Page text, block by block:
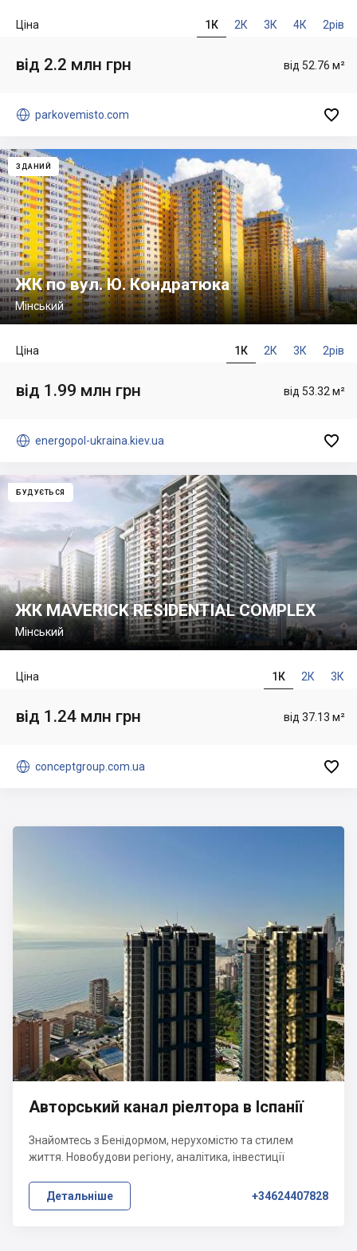
1К 2К 3К 4К 2рів
Ціна
від 52.76 м²
від 2.2 млн грн
 parkovemisto.com 
ЗДАНИЙ
ЖК по вул. Ю. Кондратюка
Мінський
1К 2К 3К 2рів
Ціна
від 53.32 м²
від 1.99 млн грн
 energopol-ukraina.kiev.ua 
БУДУЄТЬСЯ
ЖК MAVERICK RESIDENTIAL COMPLEX
Мінський
1К 2К 3К
Ціна
від 37.13 м²
від 1.24 млн грн
 conceptgroup.com.ua 
Авторський канал ріелтора в Іспанії
Знайомтесь з Бенідормом, нерухомістю та стилем
життя. Новобудови регіону, аналітика, інвестиції
Детальніше +34624407828